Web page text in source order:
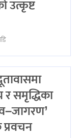
उत्कृष्ट
र समृद्धिका